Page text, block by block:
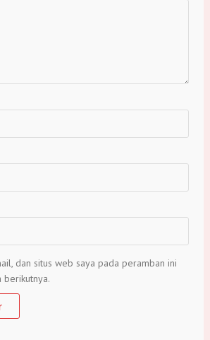
dan situs web saya pada peramban ini
berikutnya.